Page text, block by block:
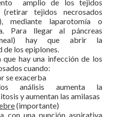
amplio de los tejidos
(retirar tejidos necrosados
mediante laparotomía o
Para llegar al páncreas
hay que abrir la
los epiplones.
que hay una infección de los
cuando:
se exacerba
análisis aumenta la
y aumentan las amilasas
(importante)
con una punción aspirativa